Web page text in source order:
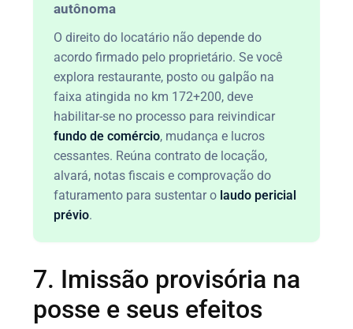
autônoma
O direito do locatário não depende do
acordo firmado pelo proprietário. Se você
explora restaurante, posto ou galpão na
faixa atingida no km 172+200, deve
habilitar-se no processo para reivindicar
fundo de comércio, mudança e lucros
cessantes. Reúna contrato de locação,
alvará, notas fiscais e comprovação do
faturamento para sustentar o laudo pericial
prévio.
7. Imissão provisória na
posse e seus efeitos